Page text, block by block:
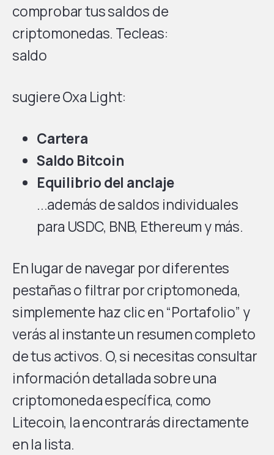
comprobar tus saldos de
criptomonedas. Tecleas:
saldo
sugiere Oxa Light:
Cartera
Saldo Bitcoin
Equilibrio del anclaje
...además de saldos individuales
para USDC, BNB, Ethereum y más.
En lugar de navegar por diferentes
pestañas o filtrar por criptomoneda,
simplemente haz clic en “Portafolio” y
verás al instante un resumen completo
de tus activos. O, si necesitas consultar
información detallada sobre una
criptomoneda específica, como
Litecoin, la encontrarás directamente
en la lista.